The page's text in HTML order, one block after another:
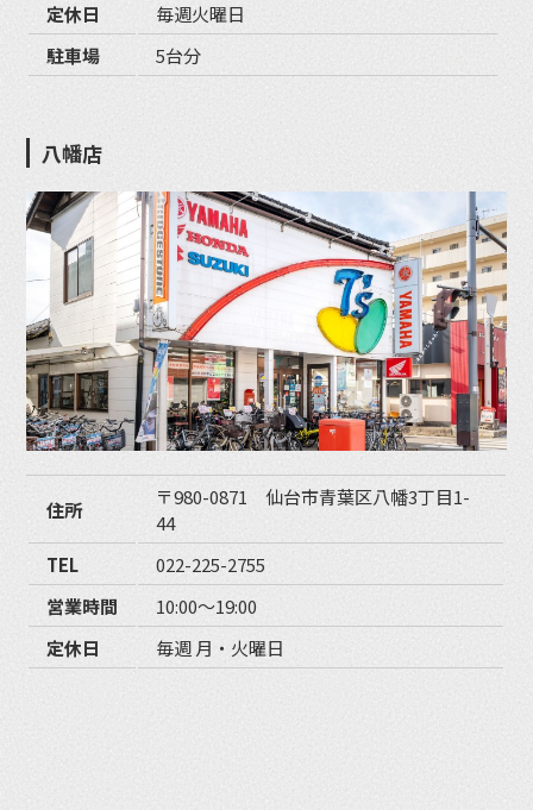
定休日
毎週火曜日
駐車場
5台分
八幡店
住所
〒980-0871 仙台市青葉区八幡3丁目1-
44
TEL
022-225-2755
営業時間
10:00〜19:00
定休日
毎週 月・火曜日